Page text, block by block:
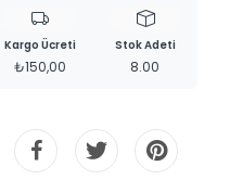
Kargo Ücreti
₺150,00
Stok Adeti
8.00